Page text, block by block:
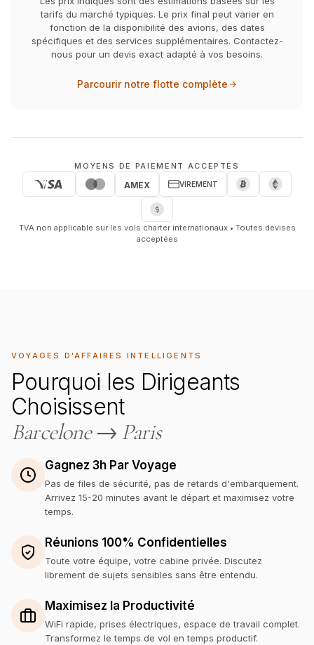
tarifs du marché typiques. Le prix final peut varier en
fonction de la disponibilité des avions, des dates
spécifiques et des services supplémentaires. Contactez-
nous pour un devis exact adapté à vos besoins.
Parcourir notre flotte complète
MOYENS DE PAIEMENT ACCEPTÉS
AMEX VIREMENT
TVA non applicable sur les vols charter internationaux • Toutes devises
acceptées
VOYAGES D'AFFAIRES INTELLIGENTS
Pourquoi les Dirigeants
Choisissent
Barcelone→ Paris
Gagnez 3h Par Voyage
Pas de files de sécurité, pas de retards d'embarquement.
Arrivez 15-20 minutes avant le départ et maximisez votre
temps.
Réunions 100% Confidentielles
Toute votre équipe, votre cabine privée. Discutez
librement de sujets sensibles sans être entendu.
Maximisez la Productivité
WiFi rapide, prises électriques, espace de travail complet.
Transformez le temps de vol en temps productif.